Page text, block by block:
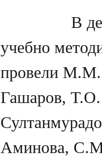
В деле
учебно
провели
Гашаров,
Аминова,